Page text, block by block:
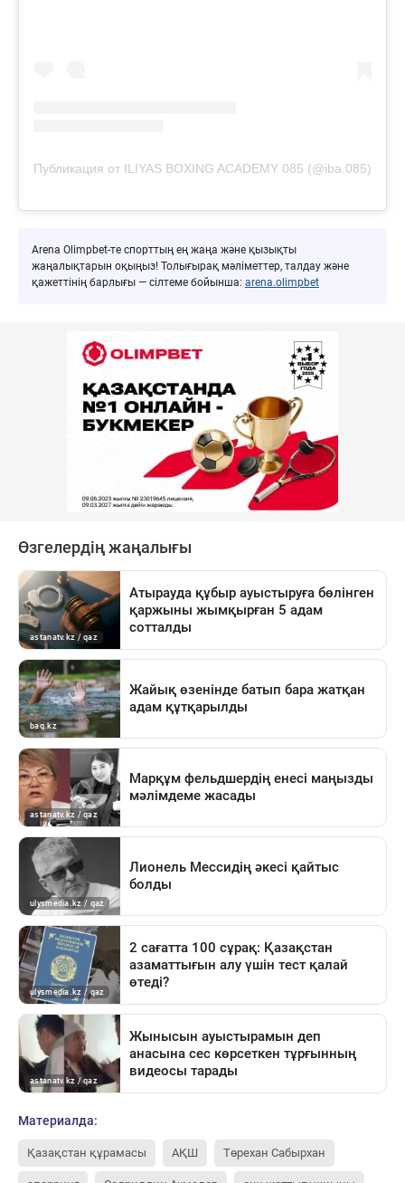
Публикация от ILIYAS BOXING ACADEMY 085 (@iba.085)
Arena Olimpbet-те спорттың ең жаңа және қызықты
жаңалықтарын оқыңыз! Толығырақ мәліметтер, талдау және
қажеттінің барлығы — сілтеме бойынша: arena.olimpbet
Материалда:
Қазақстан құрамасы АҚШ Төрехан Сабырхан